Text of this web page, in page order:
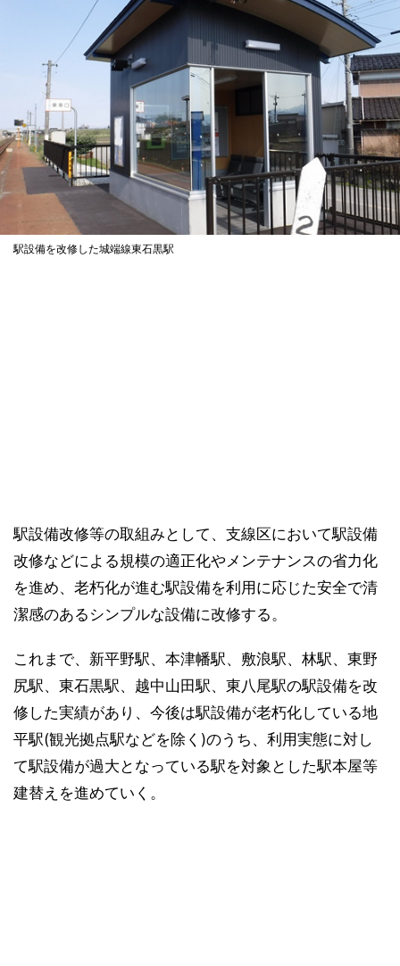
駅設備を改修した城端線東石黒駅
駅設備改修等の取組みとして、支線区において駅設備
改修などによる規模の適正化やメンテナンスの省力化
を進め、老朽化が進む駅設備を利用に応じた安全で清
潔感のあるシンプルな設備に改修する。
これまで、新平野駅、本津幡駅、敷浪駅、林駅、東野
尻駅、東石黒駅、越中山田駅、東八尾駅の駅設備を改
修した実績があり、今後は駅設備が老朽化している地
平駅(観光拠点駅などを除く)のうち、利用実態に対し
て駅設備が過大となっている駅を対象とした駅本屋等
建替えを進めていく。